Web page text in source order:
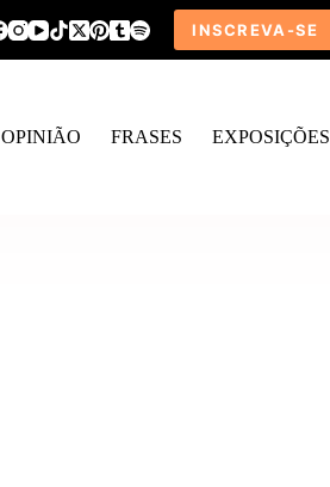
INSCREVA-SE
OPINIÃO FRASES EXPOSIÇÕES